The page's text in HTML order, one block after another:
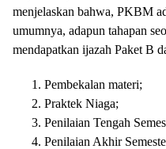
menjelaskan bahwa, PKBM
umumnya, adapun tahapan
mendapatkan ijazah Paket B
Pembekalan materi;
Praktek Niaga;
Penilaian Tengah
Penilaian Akhir